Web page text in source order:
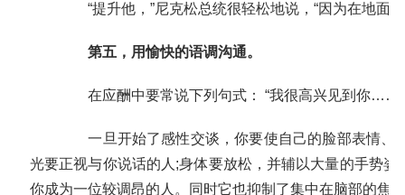
“提升他，”尼克松总统很轻松地说，“因为在地面
第五，用愉快的语调沟通。
在应酬中要常说下列句式： “我很高兴见到你……”
一旦开始了感性交谈，你要使自己的脸部表情、
光要正视与你说话的人;身体要放松，并辅以大量的手势
你成为一位较调昂的人。同时它也抑制了集中在脑部的焦